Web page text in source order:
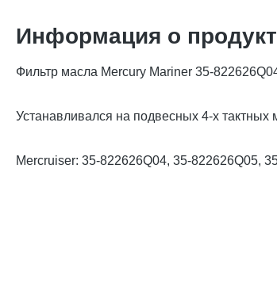
Информация о
Фильтр масла Mercury Mariner 35-
Устанавливался на подвесных 4-х тактных
Mercruiser: 35-822626Q04, 35-822626Q05,